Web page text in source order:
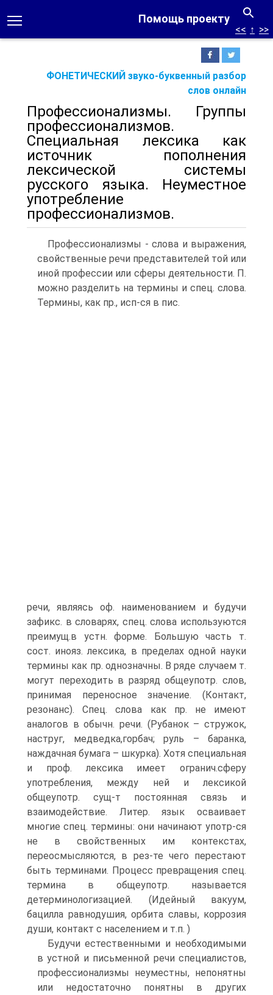
Помощь проекту
ФОНЕТИЧЕСКИЙ звуко-буквенный разбор
слов онлайн
<< ↑ >>
Профессионализмы. Группы
профессионализмов.
Специальная лексика как
источник пополнения
лексической системы
русского языка. Неуместное
употребление
профессионализмов.
Профессионализмы - слова и выражения,
свойственные речи представителей той или
иной профессии или сферы деятельности. П.
можно разделить на термины и спец. слова.
Термины, как пр., исп-ся в пис.
речи, являясь оф. наименованием и будучи
зафикс. в словарях, спец. слова используются
преимущ.в устн. форме. Большую часть т.
сост. инояз. лексика, в пределах одной науки
термины как пр. однозначны. В ряде случаем т.
могут переходить в разряд общеупотр. слов,
принимая переносное значение. (Контакт,
резонанс). Спец. слова как пр. не имеют
аналогов в обычн. речи. (Рубанок – стружок,
наструг, медведка,горбач; руль – баранка,
наждачная бумага – шкурка). Хотя специальная
и проф. лексика имеет огранич.сферу
употребления, между ней и лексикой
общеупотр. сущ-т постоянная связь и
взаимодействие. Литер. язык осваивает
многие спец. термины: они начинают употр-ся
не в свойственных им контекстах,
переосмысляются, в рез-те чего перестают
быть терминами. Процесс превращения спец.
термина в общеупотр. называется
детерминологизацией. (Идейный вакуум,
бацилла равнодушия, орбита славы, коррозия
души, контакт с населением и т.п. )
Будучи естественными и необходимыми
в устной и письменной речи специалистов,
профессионализмы неуместны, непонятны
или недостаточно понятны в других